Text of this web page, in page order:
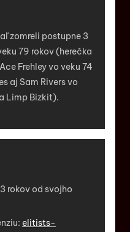
zomreli postupne 3
79 rokov (herečka
Frehley vo veku 74
aj Sam Rivers vo
Limp Bizkit).
rokov od svojho
elitists-